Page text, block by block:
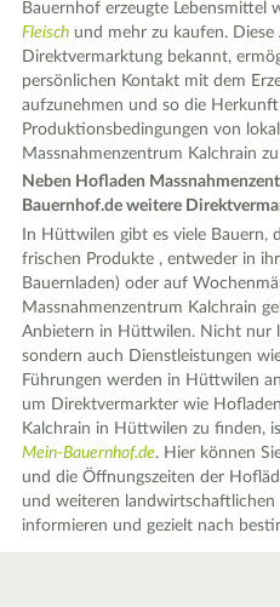
Bauernhof erzeugte Lebensmittel
Fleisch und mehr zu kaufen.
Direktvermarktung bekannt,
persönlichen Kontakt mit dem
aufzunehmen und so die
Produktionsbedingungen von
Massnahmenzentrum Kalchrain
Neben Hofladen
Bauernhof.de weitere
In Hüttwilen gibt es viele Bauern,
frischen Produkte , entweder in
Bauernladen) oder auf
Massnahmenzentrum Kalchrain
Anbietern in Hüttwilen. Nicht nur
sondern auch Dienstleistungen
Führungen werden in Hüttwilen
um Direktvermarkter wie
Kalchrain in Hüttwilen zu finden,
Mein-Bauernhof.de. Hier können
und die Öffnungszeiten der
und weiteren landwirtschaftlichen
informieren und gezielt nach